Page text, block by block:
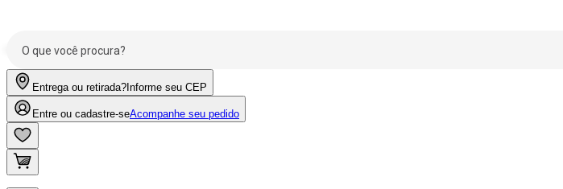
Entrega ou retirada? Informe seu CEP
Entre ou cadastre-seAcompanhe seu pedido